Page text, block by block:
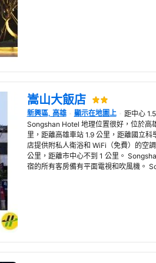
嵩山大飯店
在新視窗開啟
新興區, 高雄 顯示在地圖上
距中心
Songshan Hotel 地理位置很好，位於高
里，距離高雄車站 1.9 公里，距離國立
店提供附私人衛浴和 WiFi（免費）的空
公里，距離市中心不到 1 公里。
宿的所有客房備有平面電視和吹風機。